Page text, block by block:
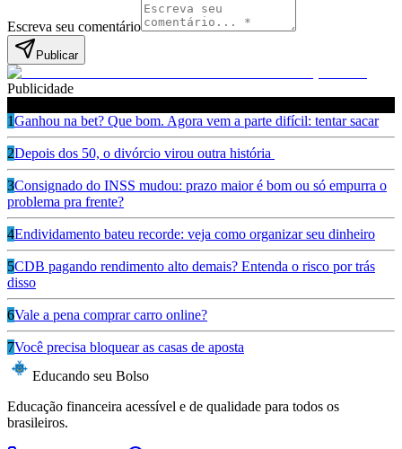
Escreva seu comentário
Publicar
Publicidade
1Ganhou na bet? Que bom. Agora vem a parte difícil: tentar sacar
2Depois dos 50, o divórcio virou outra história
3Consignado do INSS mudou: prazo maior é bom ou só empurra o
problema pra frente?
4Endividamento bateu recorde: veja como organizar seu dinheiro
5CDB pagando rendimento alto demais? Entenda o risco por trás
disso
6Vale a pena comprar carro online?
7Você precisa bloquear as casas de aposta
Educando seu Bolso
Educação financeira acessível e de qualidade para todos os
brasileiros.